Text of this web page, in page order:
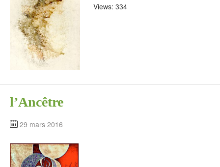
Views: 334
l’Ancêtre
29 mars 2016